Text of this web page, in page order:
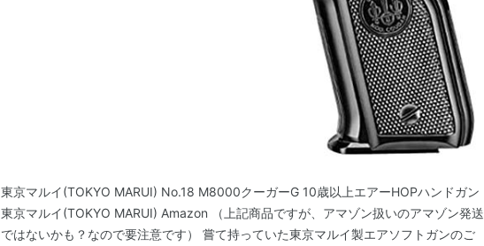
東京マルイ(TOKYO MARUI) No.18 M8000クーガーG 10歳以上エアーHOPハンドガン
東京マルイ(TOKYO MARUI) Amazon （上記商品ですが、アマゾン扱いのアマゾン発送
ではないかも？なので要注意です） 嘗て持っていた東京マルイ製エアソフトガンのご